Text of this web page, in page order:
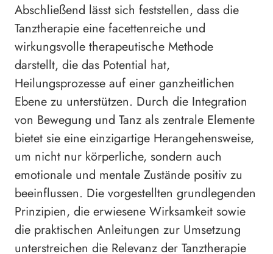
Abschließend lässt sich feststellen, dass die
Tanztherapie eine facettenreiche und
wirkungsvolle therapeutische Methode
darstellt, die das Potential hat,
Heilungsprozesse auf einer ganzheitlichen
Ebene zu unterstützen. Durch die Integration
von Bewegung und Tanz als zentrale Elemente
bietet sie eine einzigartige Herangehensweise,
um nicht nur körperliche, sondern auch
emotionale und mentale Zustände positiv zu
beeinflussen. Die vorgestellten grundlegenden
Prinzipien, die erwiesene Wirksamkeit sowie
die praktischen Anleitungen zur Umsetzung
unterstreichen die Relevanz der Tanztherapie